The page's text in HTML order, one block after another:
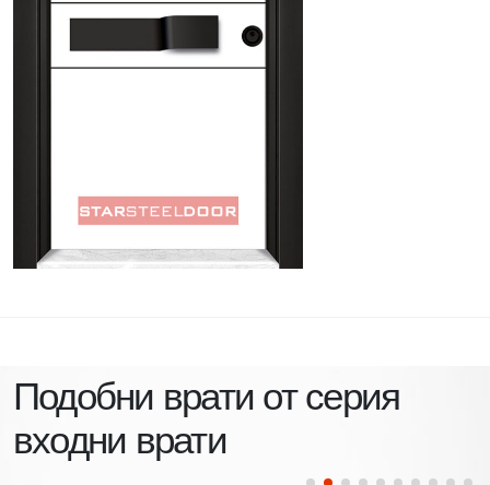
Подобни врати от серия
входни врати